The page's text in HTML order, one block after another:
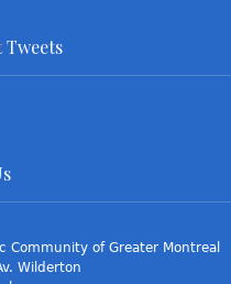
Tweets
Community of Greater Montreal
Wilderton